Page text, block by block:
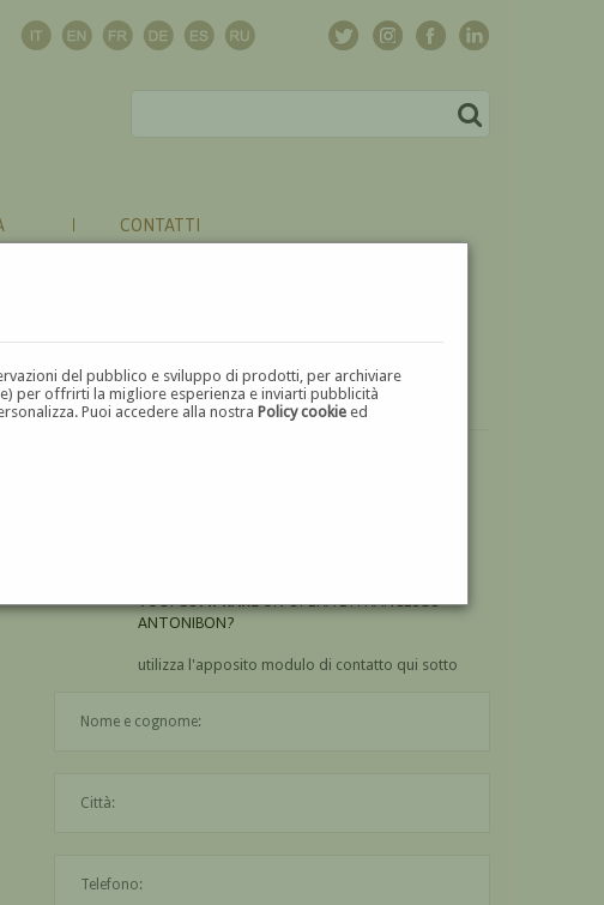
del pubblico e sviluppo di prodotti, per archiviare
per offrirti la migliore esperienza e inviarti pubblicità
Puoi accedere alla nostraPolicy cookie ed
CONTATTI
VUOICOMPRAREUN'OPERA DI FRANCESCO
ANTONIBON?
utilizza l'apposito modulo di contatto qui sotto